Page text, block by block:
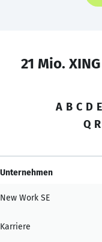
21 Mio.
A B C D E
Q R
Unternehmen
New Work SE
Karriere